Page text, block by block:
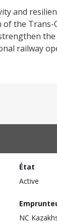
and
of the Trans-
the
railway
État
Active
NC